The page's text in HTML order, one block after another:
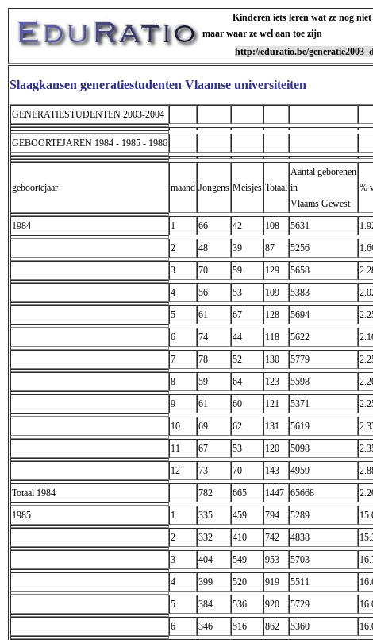
Kinderen iets leren wat ze nog niet
maar waar ze wel aan toe zijn
http://eduratio.be/
Slaagkansen generatiestudenten Vlaamse universiteiten
GENERATIESTUDENTEN 2003-2004
GEBOORTEJAREN 1984 - 1985 - 1986
geboortejaar maand Jongens Meisjes Totaal
Aantal geborenen
in
Vlaams Gewest
%
1984 1 66 42 108 5631
2
48 39 87 5256
3
70 59 129 5658
4
56 53 109 5383
5
61 67 128 5694
6
74 44 118 5622
7
78 52 130 5779
8
59 64 123 5598
9
61 60 121 5371
10
69 62 131 5619
11
67 53 120 5098
12
73 70 143 4959
Totaal 1984
782 665 1447 65668
1985
1 335 459 794 5289
2
332 410 742 4838
3
404 549 953 5703
4
399 520 919 5511
5
384 536 920 5729
6
346 516 862 5360